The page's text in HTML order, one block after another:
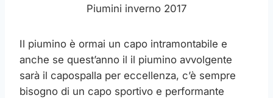
Piumini inverno 2017
Il piumino è ormai un capo intramontabile e
anche se quest’anno il il piumino avvolgente
sarà il capospalla per eccellenza, c’è sempre
bisogno di un capo sportivo e performante